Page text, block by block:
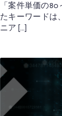
「案件単価の
たキーワードは
ニア […]